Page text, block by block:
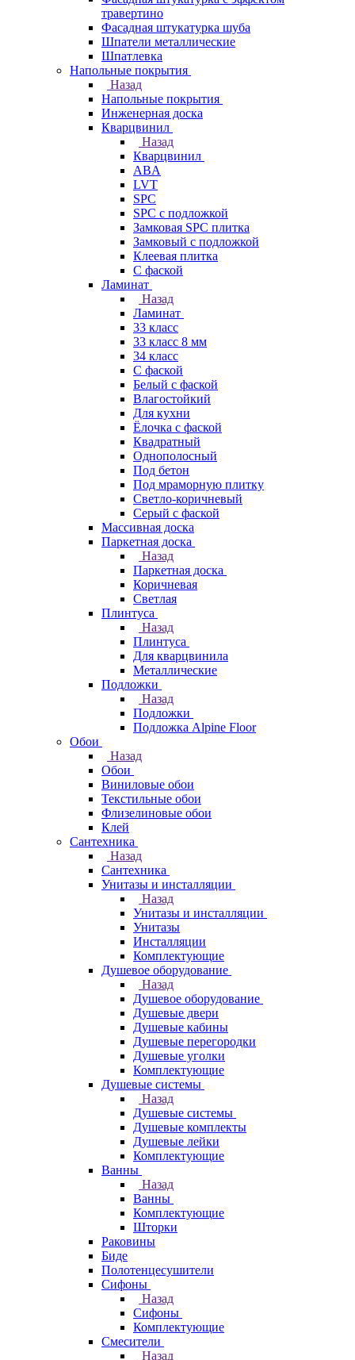
травертино
Фасадная штукатурка шуба
Шпатели металлические
Шпатлевка
Напольные покрытия
Назад
Напольные покрытия
Инженерная доска
Кварцвинил
Назад
Кварцвинил
ABA
LVT
SPC
SPC с подложкой
Замковая SPC плитка
Замковый с подложкой
Клеевая плитка
С фаской
Ламинат
Назад
Ламинат
33 класс
33 класс 8 мм
34 класс
C фаской
Белый с фаской
Влагостойкий
Для кухни
Ёлочка с фаской
Квадратный
Однополосный
Под бетон
Под мраморную плитку
Светло-коричневый
Серый с фаской
Массивная доска
Паркетная доска
Назад
Паркетная доска
Коричневая
Светлая
Плинтуса
Назад
Плинтуса
Для кварцвинила
Металлические
Подложки
Назад
Подложки
Подложка Alpine Floor
Обои
Назад
Обои
Виниловые обои
Текстильные обои
Флизелиновые обои
Клей
Сантехника
Назад
Сантехника
Унитазы и инсталляции
Назад
Унитазы и инсталляции
Унитазы
Инсталляции
Комплектующие
Душевое оборудование
Назад
Душевое оборудование
Душевые двери
Душевые кабины
Душевые перегородки
Душевые уголки
Комплектующие
Душевые системы
Назад
Душевые системы
Душевые комплекты
Душевые лейки
Комплектующие
Ванны
Назад
Ванны
Комплектующие
Шторки
Раковины
Биде
Полотенцесушители
Сифоны
Назад
Сифоны
Комплектующие
Смесители
Назад